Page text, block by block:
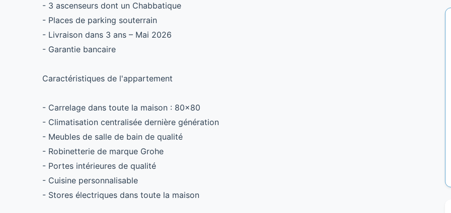
- 3 ascenseurs dont un Chabbatique
- Places de parking souterrain
- Livraison dans 3 ans – Mai 2026
- Garantie bancaire
Caractéristiques de l'appartement
- Carrelage dans toute la maison : 80x80
- Climatisation centralisée dernière génération
- Meubles de salle de bain de qualité
- Robinetterie de marque Grohe
- Portes intérieures de qualité
- Cuisine personnalisable
- Stores électriques dans toute la maison